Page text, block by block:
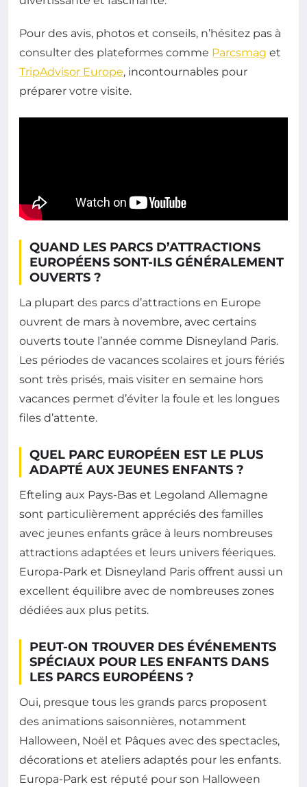
Pour des avis, photos et conseils, n’hésitez pas à
consulter des plateformes comme Parcsmag et
TripAdvisor Europe, incontournables pour
préparer votre visite.
QUAND LES PARCS D’ATTRACTIONS
EUROPÉENS SONT-ILS GÉNÉRALEMENT
OUVERTS ?
La plupart des parcs d’attractions en Europe
ouvrent de mars à novembre, avec certains
ouverts toute l’année comme Disneyland Paris.
Les périodes de vacances scolaires et jours fériés
sont très prisés, mais visiter en semaine hors
vacances permet d’éviter la foule et les longues
files d’attente.
QUEL PARC EUROPÉEN EST LE PLUS
ADAPTÉ AUX JEUNES ENFANTS ?
Efteling aux Pays-Bas et Legoland Allemagne
sont particulièrement appréciés des familles
avec jeunes enfants grâce à leurs nombreuses
attractions adaptées et leurs univers féeriques.
Europa-Park et Disneyland Paris offrent aussi un
excellent équilibre avec de nombreuses zones
dédiées aux plus petits.
PEUT-ON TROUVER DES ÉVÉNEMENTS
SPÉCIAUX POUR LES ENFANTS DANS
LES PARCS EUROPÉENS ?
Oui, presque tous les grands parcs proposent
des animations saisonnières, notamment
Halloween, Noël et Pâques avec des spectacles,
décorations et ateliers adaptés pour les enfants.
Europa-Park est réputé pour son Halloween